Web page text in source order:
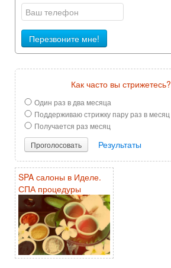
Перезвоните мне!
Как часто вы стрижетесь?
Один раз в два месяца
Поддерживаю стрижку пару раз в месяц
Получается раз месяц
Проголосовать
Результаты
SPA салоны в Иделе.
СПА процедуры